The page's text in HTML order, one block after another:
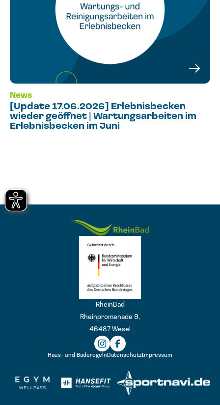
News
[Update 17.06.2026] Erlebnisbecken
wieder geöffnet | Wartungsarbeiten im
Erlebnisbecken im Juni
Logo
RheinBad
Rheinpromenade 9,
46487 Wesel
Haus- und BaderegelnDatenschutzImpressum